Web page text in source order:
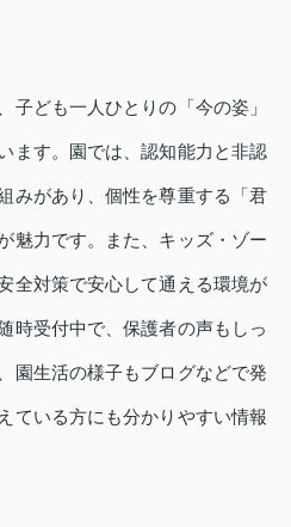
子ども一人ひとりの「今の姿」
ます。園では、認知能力と非認
みがあり、個性を尊重する「君
魅力です。また、キッズ・ゾー
全対策で安心して通える環境が
時受付中で、保護者の声もしっ
園生活の様子もブログなどで発
ている方にも分かりやすい情報